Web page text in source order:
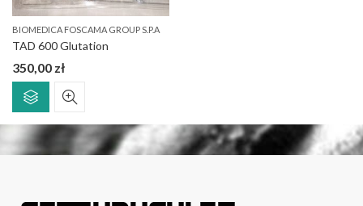
BIOMEDICA FOSCAMA GROUP S.P.A
TAD 600 Glutation
350,00 zł
Ten
produkt
ma